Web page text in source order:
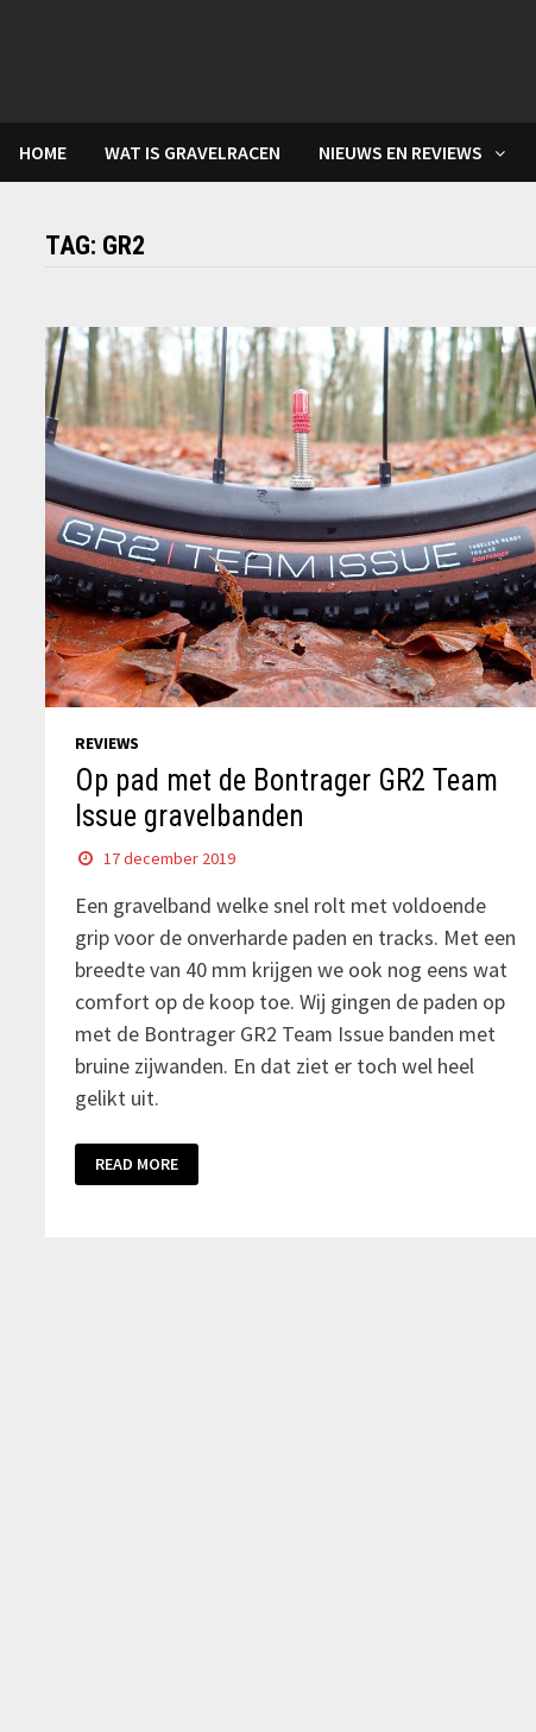
HOME WAT IS GRAVELRACEN NIEUWS EN REVIEWS
TAG: GR2
REVIEWS
Op pad met de Bontrager GR2 Team
Issue gravelbanden
17 december 2019
Een gravelband welke snel rolt met voldoende
grip voor de onverharde paden en tracks. Met een
breedte van 40 mm krijgen we ook nog eens wat
comfort op de koop toe. Wij gingen de paden op
met de Bontrager GR2 Team Issue banden met
bruine zijwanden. En dat ziet er toch wel heel
gelikt uit.
READ MORE